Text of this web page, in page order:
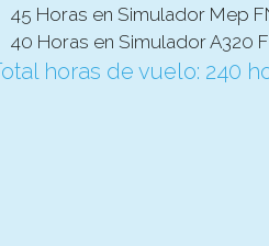
45 Horas en Simulador Mep
40 Horas en Simulador A320
horas de vuelo: 240